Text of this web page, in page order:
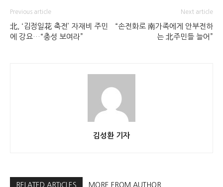
Previous article
北, ‘김정일花 축전’ 자재비 주민
에 강요…“충성 보여라”
Next article
“손전화로 南가족에게 안부전하
는 北주민들 늘어”
김성환 기자
RELATED ARTICLES MORE FROM AUTHOR